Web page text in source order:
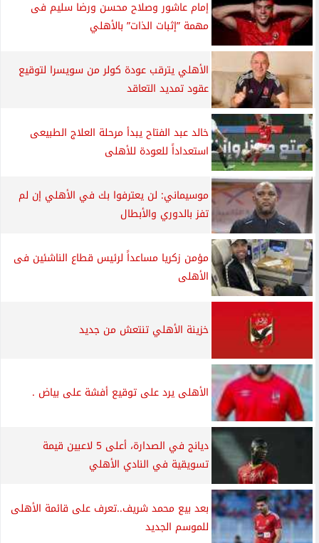
إمام عاشور وصلاح محسن ورضا سليم فى
مهمة ”إثبات الذات” بالأهلي
الأهلي يترقب عودة كولر من سويسرا لتوقيع
عقود تمديد التعاقد
خالد عبد الفتاح يبدأ مرحلة العلاج الطبيعى
استعداداً للعودة للأهلى
موسيماني: لن يعترفوا بك في الأهلي إن لم
تفز بالدوري والأبطال
مؤمن زكريا مساعداً لرئيس قطاع الناشئين فى
الأهلى
خزينة الأهلي تنتعش من جديد
الأهلى يرد على توقيع أفشة على بياض .
ديانج في الصدارة، أعلى 5 لاعبين قيمة
تسويقية في النادي الأهلي
بعد بيع محمد شريف..تعرف على قائمة الأهلى
للموسم الجديد